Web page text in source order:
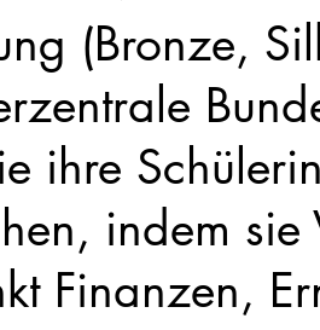
(Bronze,
ihre
indem
Finanzen,